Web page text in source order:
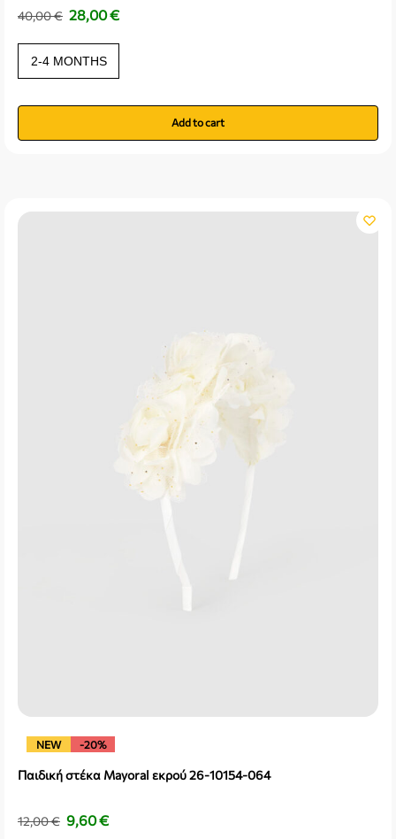
40,00€ 28,00€
2-4 MONTHS
Add to cart
NEW -20%
Παιδική στέκα Mayoral εκρού 26-10154-064
12,00€ 9,60€